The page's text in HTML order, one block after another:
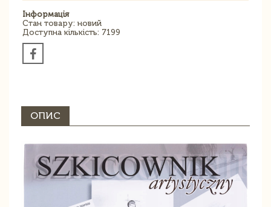
Інформація
Стан товару: новий
Доступна кількість: 7199
ОПИС